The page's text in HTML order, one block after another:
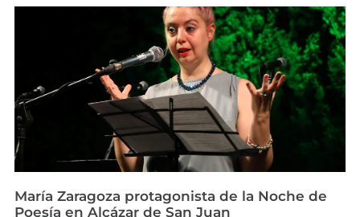
María Zaragoza protagonista de la Noche de
Poesía en Alcázar de San Juan